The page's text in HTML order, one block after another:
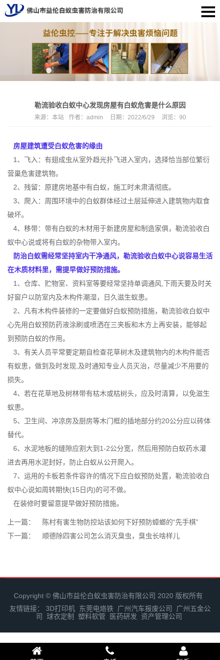
勒流验收白蚁中心发现房屋有白蚁危害是什么原因
来源： 本站 作者： admin 日期： 2022/6/29 浏览： 90
房屋建筑遭受白蚁危害的缘由
1、飞入：有翅成虫从室外趋光扑飞进入室内，选择恰当部位繁衍
营巢危害建筑物。
2、残留：原建房地基中有白蚁，施工时未肃清彻底。
3、爬入：周围环境中的白蚁群体经过土层延伸进入建筑物内取食
破坏。
4、移带：带有白蚁的木材用于新建房屋和制造家俱， 勒流验收白
蚁中心说或将有白蚁的杂物带入室内。
防治白蚁需经常坚持室内干净通风，勒流验收白蚁中心说容易生活
在木质材料里，需提早做好预防措施。
1、仓库、贮物室、资料室等要经常坚持单调通风,下雨天要及时关
好窗户以防室内及木构件潮湿，日久滋生蚁患。
2、凡有木构件装修的一定要做好白蚁预防措施，勒流验收白蚁中
心先用白蚁预防药液涂刷或喷洒在三夹板和木方上再安装，能够起
到 预防白蚁的作用。
3、有关人员平常要定期自检查花草树木及建筑物内的木构件能否
有蚁患，做到及时发现,及时通知专业人员灭治，尽量减少不用要的
损失。
4、若在花草地及树林带有枯木或枯树头，应及时清算，以免滋生
蚁患。
5、卫生间、冲凉房及厨房等木门框的插地部分约20公分应以砖体
替代。
6、水泥地板的缝隙应割大到1-2公分宽，然后用预防白蚁药水灌
进去再用水泥封好，防止白蚁从公开爬入。
7、运用的卡板若条件容许的情况下应白蚁预防处置，勒流验收白
蚁中心说如周转期快(15日内)的可不做。
在装修时要留意提早做好预防措施。
上一篇：
陈村有害生物防控站该如何下好预防蟑螂的“先手棋”
下一篇：
顺德除四害公司怎么消灭臭虫，臭虫长啥样儿
Copyright © 佛山市益伦白蚁虫害防治有限公司 2020 版权所有
友情链接：
3D打印机 东莞电烙铁 广州汽车报废公司
广州五金公
司
球衣定制 塑料软管 医药研发 资产管理公司